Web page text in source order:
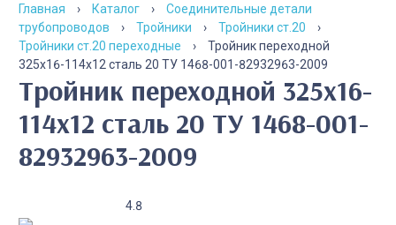
Главная
› Каталог ›
Соединительные детали
трубопроводов
› Тройники › Тройники ст.20
›
Тройники ст.20 переходные
›
Тройник переходной
325х16-114х12 сталь 20 ТУ 1468-001-82932963-2009
Тройник переходной 325х16-
114х12 сталь 20 ТУ 1468-001-
82932963-2009
4.8